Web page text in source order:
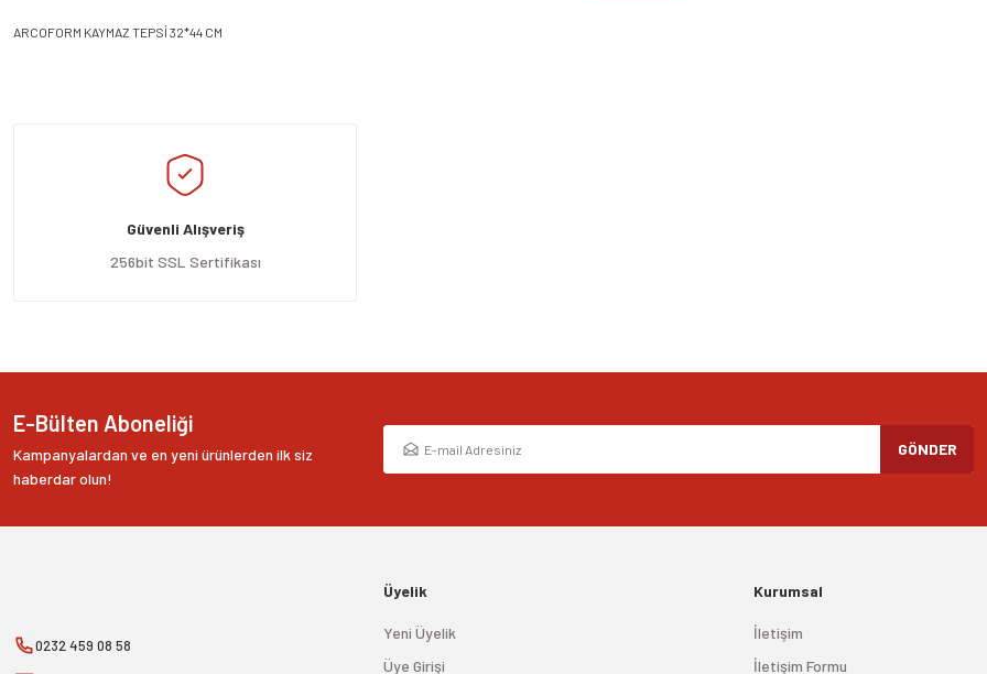
ARCOFORM KAYMAZ TEPSİ 32*44 CM
Ürün resmi kalitesiz, bozuk veya görüntülenemiyor.
Ürün açıklamasında eksik bilgiler bulunuyor.
Ürün bilgilerinde hatalar bulunuyor.
Ürün fiyatı diğer sitelerden daha pahalı.
Güvenli Alışveriş
256bit SSL Sertifikası
E-Bülten Aboneliği
Kampanyalardan ve en yeni ürünlerden ilk siz
haberdar olun!
GÖNDER
0232 459 08 58
Üyelik
Yeni Üyelik
Üye Girişi
Kurumsal
İletişim
İletişim Formu